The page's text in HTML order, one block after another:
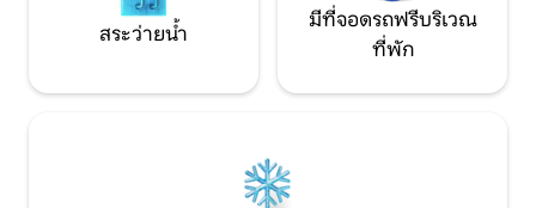
สระว่ายน้ำ
มีที่จอดรถฟรีบริเวณ
ที่พัก